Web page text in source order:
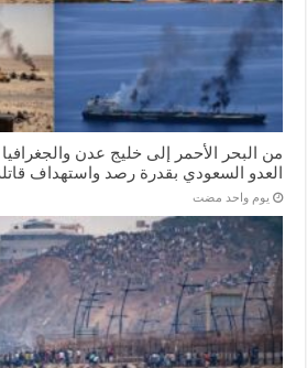
من البحر الأحمر إلى خليج عدن
العدو السعودي بقدرة رصد واستهداف
‏يوم واحد مضت